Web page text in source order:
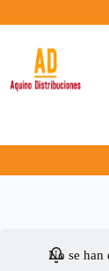
al
No se han